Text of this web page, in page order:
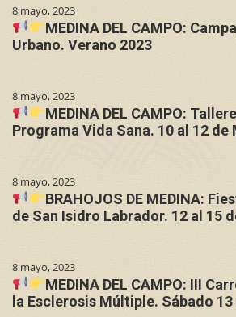
8 mayo, 2023
MEDINA DEL CAMPO:
Urbano. Verano 2023
8 mayo, 2023
MEDINA DEL CAMPO:
Programa Vida Sana. 10 al 12 de
8 mayo, 2023
BRAHOJOS DE MEDINA:
de San Isidro Labrador. 12 al 15
8 mayo, 2023
MEDINA DEL CAMPO: III
la Esclerosis Múltiple. Sábado 13